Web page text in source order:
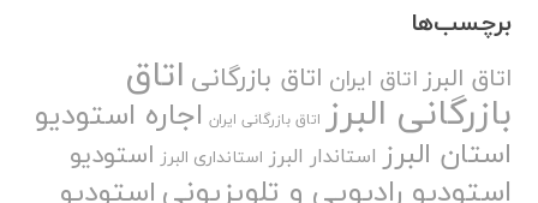
برچسب‌ها
اتاق البرزاتاق ایران اتاق بازرگانی اتاق
بازرگانی البرز اتاق بازرگانی ایران اجاره استودیو
استان البرز استاندار البرز استانداری البرز استودیو
استودیو رادیویی و تلویزیونیاستودیو